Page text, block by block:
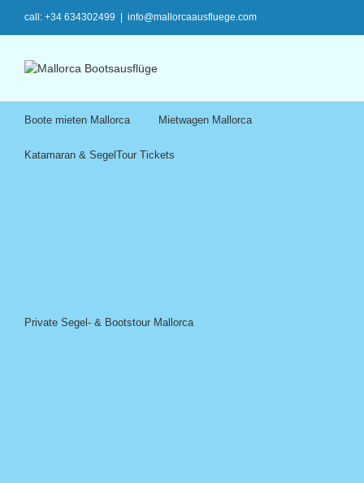
call: +34 634302499 info@mallorcaausfluege.com
Boote mieten Mallorca Mietwagen Mallorca
Katamaran & SegelTour Tickets
Private Segel- & Bootstour Mallorca